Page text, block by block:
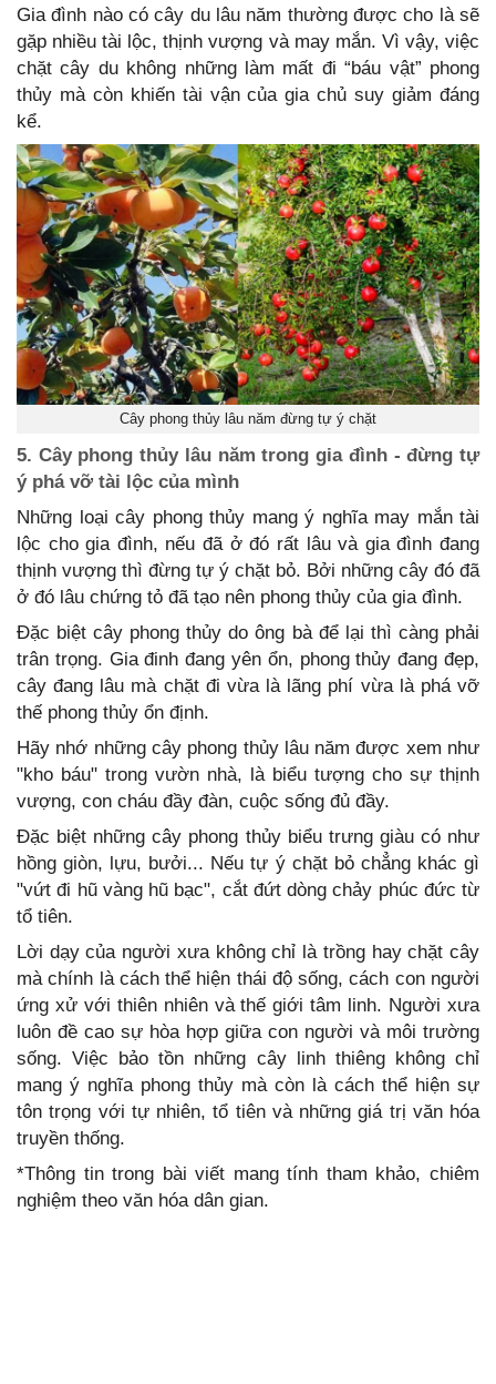
Gia đình nào có cây du lâu năm thường được cho là sẽ
gặp nhiều tài lộc, thịnh vượng và may mắn. Vì vậy, việc
chặt cây du không những làm mất đi “báu vật” phong
thủy mà còn khiến tài vận của gia chủ suy giảm đáng
kể.
Cây phong thủy lâu năm đừng tự ý chặt
5. Cây phong thủy lâu năm trong gia đình - đừng tự
ý phá vỡ tài lộc của mình
Những loại cây phong thủy mang ý nghĩa may mắn tài
lộc cho gia đình, nếu đã ở đó rất lâu và gia đình đang
thịnh vượng thì đừng tự ý chặt bỏ. Bởi những cây đó đã
ở đó lâu chứng tỏ đã tạo nên phong thủy của gia đình.
Đặc biệt cây phong thủy do ông bà để lại thì càng phải
trân trọng. Gia đinh đang yên ổn, phong thủy đang đẹp,
cây đang lâu mà chặt đi vừa là lãng phí vừa là phá vỡ
thế phong thủy ổn định.
Hãy nhớ những cây phong thủy lâu năm được xem như
"kho báu" trong vườn nhà, là biểu tượng cho sự thịnh
vượng, con cháu đầy đàn, cuộc sống đủ đầy.
Đặc biệt những cây phong thủy biểu trưng giàu có như
hồng giòn, lựu, bưởi... Nếu tự ý chặt bỏ chẳng khác gì
"vứt đi hũ vàng hũ bạc", cắt đứt dòng chảy phúc đức từ
tổ tiên.
Lời dạy của người xưa không chỉ là trồng hay chặt cây
mà chính là cách thể hiện thái độ sống, cách con người
ứng xử với thiên nhiên và thế giới tâm linh. Người xưa
luôn đề cao sự hòa hợp giữa con người và môi trường
sống. Việc bảo tồn những cây linh thiêng không chỉ
mang ý nghĩa phong thủy mà còn là cách thể hiện sự
tôn trọng với tự nhiên, tổ tiên và những giá trị văn hóa
truyền thống.
*Thông tin trong bài viết mang tính tham khảo, chiêm
nghiệm theo văn hóa dân gian.